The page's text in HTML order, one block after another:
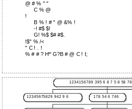
@ # % " "
C % @
!
B % ! # " @ &% !
-! #$ $!
G! %$ $# #$.
!$" % /<
" C ! . !
% # # ? H*' G?B # @ C ! I;
1234156789 395 6 8 7 5 8 58 78
12345675829 942 9 6 178 54 6 746